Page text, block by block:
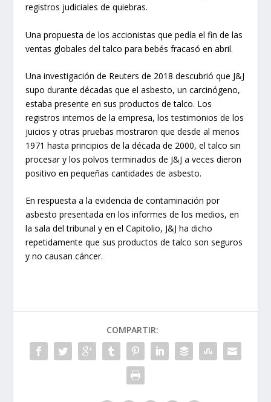
registros judiciales de quiebras.
Una propuesta de los accionistas que pedía el fin de las
ventas globales del talco para bebés fracasó en abril.
Una investigación de Reuters de 2018 descubrió que J&J
supo durante décadas que el asbesto, un carcinógeno,
estaba presente en sus productos de talco. Los
registros internos de la empresa, los testimonios de los
juicios y otras pruebas mostraron que desde al menos
1971 hasta principios de la década de 2000, el talco sin
procesar y los polvos terminados de J&J a veces dieron
positivo en pequeñas cantidades de asbesto.
En respuesta a la evidencia de contaminación por
asbesto presentada en los informes de los medios, en
la sala del tribunal y en el Capitolio, J&J ha dicho
repetidamente que sus productos de talco son seguros
y no causan cáncer.
COMPARTIR: